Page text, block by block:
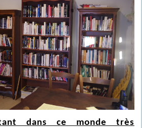
dans ce monde très